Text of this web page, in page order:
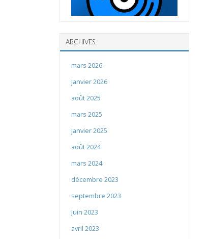
ARCHIVES
mars 2026
janvier 2026
août 2025
mars 2025
janvier 2025
août 2024
mars 2024
décembre 2023
septembre 2023
juin 2023
avril 2023